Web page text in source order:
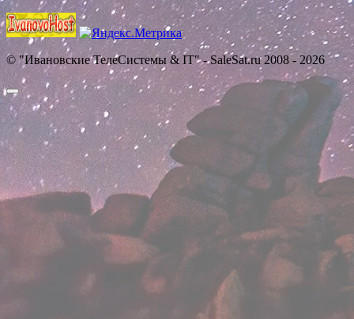
© "Ивановские ТелеСистемы & IT" - SaleSat.ru 2008 - 2026
Прокрутить
вверх